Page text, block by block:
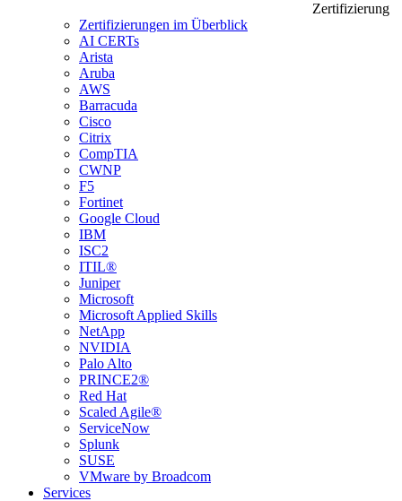
Zertifizierung
Zertifizierungen im Überblick
AI CERTs
Arista
Aruba
AWS
Barracuda
Cisco
Citrix
CompTIA
CWNP
F5
Fortinet
Google Cloud
IBM
ISC2
ITIL®
Juniper
Microsoft
Microsoft Applied Skills
NetApp
NVIDIA
Palo Alto
PRINCE2®
Red Hat
Scaled Agile®
ServiceNow
Splunk
SUSE
VMware by Broadcom
Services